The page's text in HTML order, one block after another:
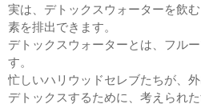
実は、デトックスウォーターを飲
素を排出できます。
デトックスウォーターとは、フル
す。
忙しいハリウッドセレブたちが、
デトックスするために、考えられた